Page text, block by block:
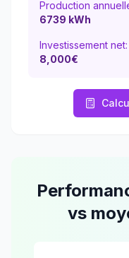
Production
6739 kWh
Investissement net:
8,000€
vs